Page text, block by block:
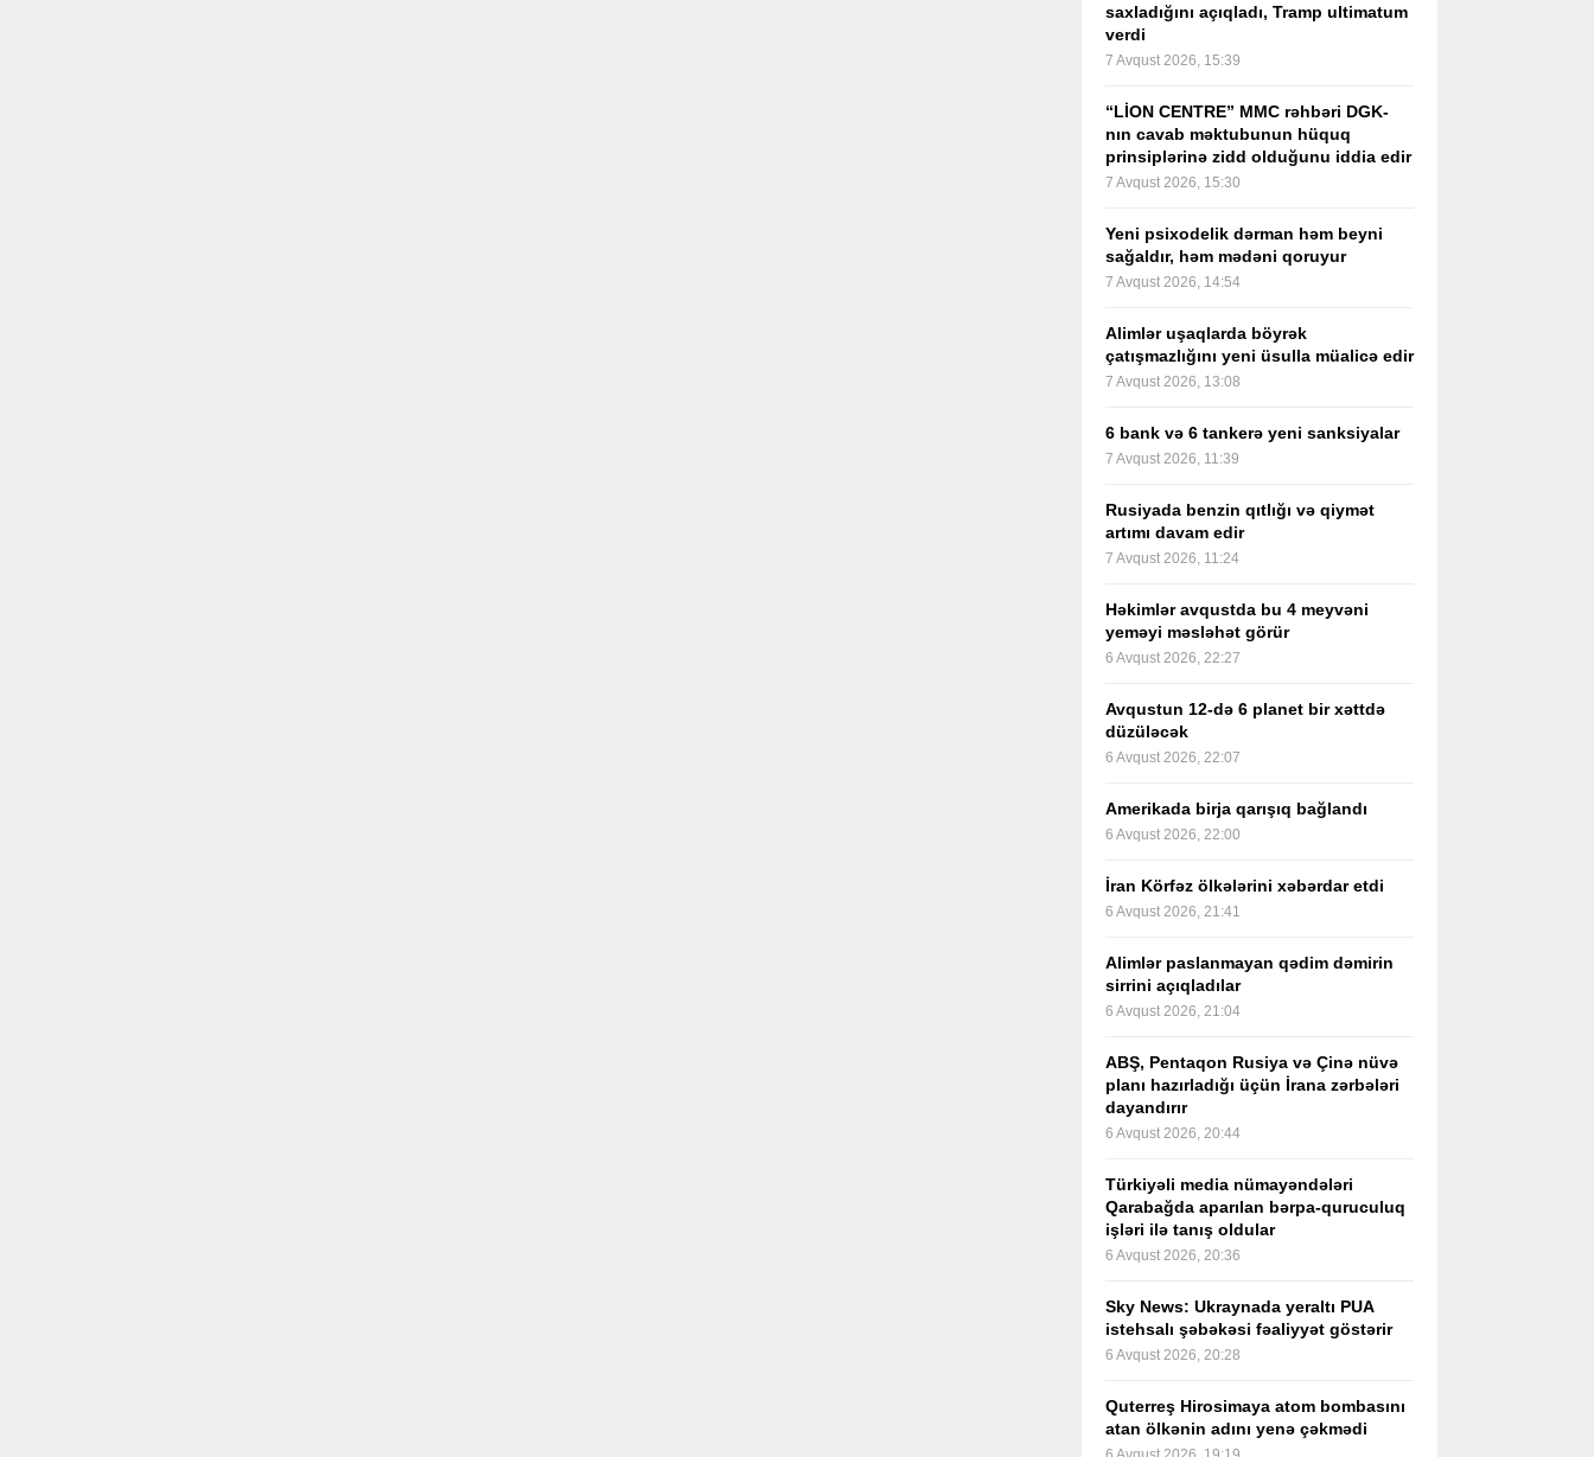
saxladığını açıqladı, Tramp ultimatum
verdi
7 Avqust 2026, 15:39
“LİON CENTRE” MMC rəhbəri DGK-
nın cavab məktubunun hüquq
prinsiplərinə zidd olduğunu iddia edir
7 Avqust 2026, 15:30
Yeni psixodelik dərman həm beyni
sağaldır, həm mədəni qoruyur
7 Avqust 2026, 14:54
Alimlər uşaqlarda böyrək
çatışmazlığını yeni üsulla müalicə edir
7 Avqust 2026, 13:08
6 bank və 6 tankerə yeni sanksiyalar
7 Avqust 2026, 11:39
Rusiyada benzin qıtlığı və qiymət
artımı davam edir
7 Avqust 2026, 11:24
Həkimlər avqustda bu 4 meyvəni
yeməyi məsləhət görür
6 Avqust 2026, 22:27
Avqustun 12-də 6 planet bir xəttdə
düzüləcək
6 Avqust 2026, 22:07
Amerikada birja qarışıq bağlandı
6 Avqust 2026, 22:00
İran Körfəz ölkələrini xəbərdar etdi
6 Avqust 2026, 21:41
Alimlər paslanmayan qədim dəmirin
sirrini açıqladılar
6 Avqust 2026, 21:04
ABŞ, Pentaqon Rusiya və Çinə nüvə
planı hazırladığı üçün İrana zərbələri
dayandırır
6 Avqust 2026, 20:44
Türkiyəli media nümayəndələri
Qarabağda aparılan bərpa-quruculuq
işləri ilə tanış oldular
6 Avqust 2026, 20:36
Sky News: Ukraynada yeraltı PUA
istehsalı şəbəkəsi fəaliyyət göstərir
6 Avqust 2026, 20:28
Quterreş Hirosimaya atom bombasını
atan ölkənin adını yenə çəkmədi